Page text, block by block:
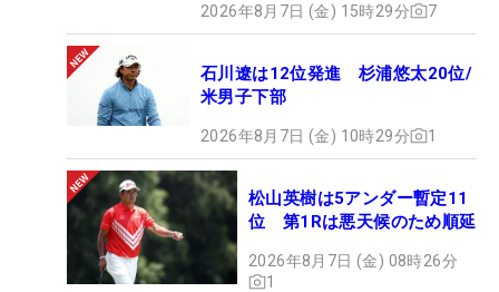
2026年8月7日 (金) 15時29分 7
石川遼は12位発進 杉浦悠太20位/
米男子下部
2026年8月7日 (金) 10時29分 1
松山英樹は5アンダー暫定11
位 第1Rは悪天候のため順延
2026年8月7日 (金) 08時26分
1